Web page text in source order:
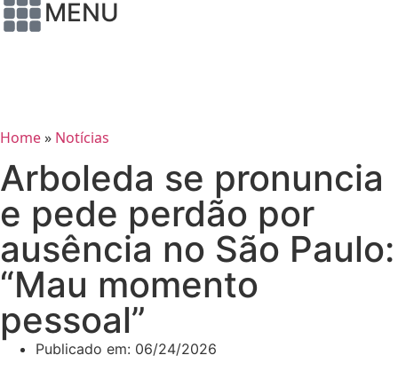
MENU
Home» Notícias
Arboleda se pronuncia
e pede perdão por
ausência no São Paulo:
“Mau momento
pessoal”
Publicado em: 06/24/2026